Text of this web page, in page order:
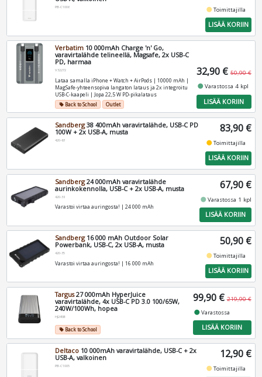
PB-C1006 fiber_manual_recordToimittajilla
LISÄÄ KORIIN
Verbatim 10 000mAh Charge 'n' Go,
varavirtalähde telineellä, Magsafe, 2x USB-C
PD, harmaa
V32272
Lataa samalla iPhone + Watch + AirPods | 10000 mAh |
MagSafe-yhteensopiva langaton lataus ja 2x integroitu
USB-C-kaapeli | Jopa 22,5 W PD-pikalataus
local_offerBack to School Outlet
32,90 € 50,90 €
fiber_manual_recordVarastossa 4 kpl
LISÄÄ KORIIN
Sandberg38 400mAh varavirtalähde, USB-C PD
100W + 2x USB-A, musta
420-63
83,90 €
fiber_manual_recordToimittajilla
LISÄÄ KORIIN
Sandberg24 000mAh varavirtalähde
aurinkokennolla, USB-C + 2x USB-A, musta
420-38
Varastoi virtaa auringosta! | 24 000 mAh
67,90 €
fiber_manual_recordVarastossa 1 kpl
LISÄÄ KORIIN
Sandberg16 000 mAh Outdoor Solar
Powerbank, USB-C, 2x USB-A, musta
420-35
Varastoi virtaa auringosta! | 16 000 mAh
50,90 €
fiber_manual_recordToimittajilla
LISÄÄ KORIIN
Targus27 000mAh HyperJuice
varavirtalähde, 4x USB-C PD 3.0 100/65W,
240W/100Wh, hopea
HJ245B
local_offerBack to School
99,90 € 219,90 €
fiber_manual_recordVarastossa
LISÄÄ KORIIN
Deltaco 10 000mAh varavirtalähde, USB-C + 2x
USB-A, valkoinen
PB-C1005
12,90 €
fiber_manual_recordToimittajilla